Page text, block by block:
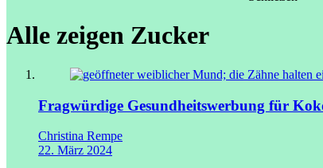
Alle zeigen Zucker
Fragwürdige Gesundheitswerbung für
Christina Rempe
22. März 2024